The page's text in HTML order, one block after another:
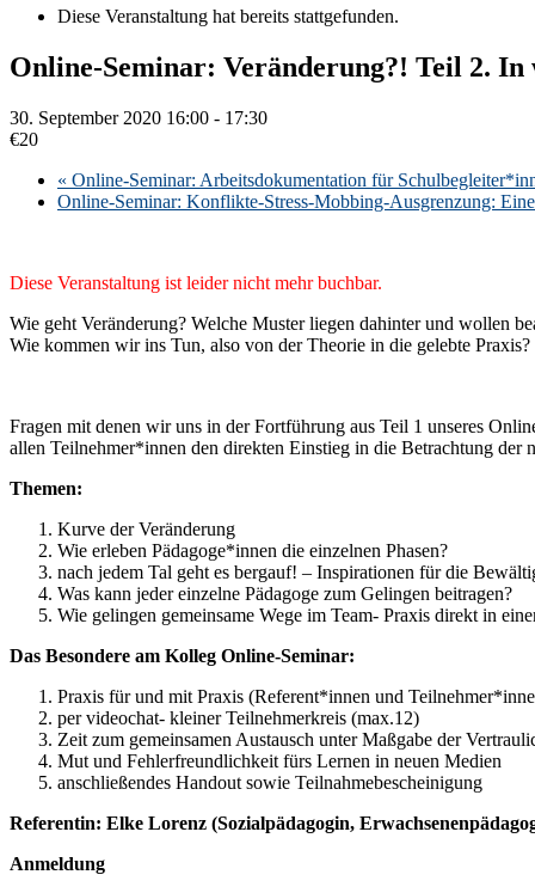
Diese Veranstaltung hat bereits stattgefunden.
Online-Seminar: Veränderung?! Teil 2.
30. September 2020 16:00 - 17:30
€20
« Online-Seminar: Arbeitsdokumentation für
Online-Seminar: Konflikte-Stress-Mobbing-Ausgrenzung:
Diese Veranstaltung ist leider nicht mehr buchbar.
Wie geht Veränderung? Welche Muster liegen dahinter und wollen
Wie kommen wir ins Tun, also von der Theorie in die gelebte Praxis?
Fragen mit denen wir uns in der Fortführung aus Teil 1 unseres
allen Teilnehmer*innen den direkten Einstieg in die Betrachtung der
Themen:
Kurve der Veränderung
Wie erleben Pädagoge*innen die einzelnen Phasen?
nach jedem Tal geht es bergauf! – Inspirationen für die
Was kann jeder einzelne Pädagoge zum Gelingen beitragen?
Wie gelingen gemeinsame Wege im Team- Praxis direkt in
Das Besondere am Kolleg Online-Seminar:
Praxis für und mit Praxis (Referent*innen und
per videochat- kleiner Teilnehmerkreis (max.12)
Zeit zum gemeinsamen Austausch unter Maßgabe der
Mut und Fehlerfreundlichkeit fürs Lernen in neuen Medien
anschließendes Handout sowie Teilnahmebescheinigung
Referentin: Elke Lorenz (Sozialpädagogin,
Anmeldung